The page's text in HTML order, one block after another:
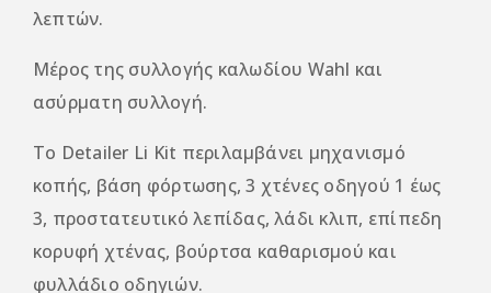
λεπτών.
Μέρος της συλλογής καλωδίου Wahl και
ασύρματη συλλογή.
Το Detailer Li Kit περιλαμβάνει μηχανισμό
κοπής, βάση φόρτωσης, 3 χτένες οδηγού 1 έως
3, προστατευτικό λεπίδας, λάδι κλιπ, επίπεδη
κορυφή χτένας, βούρτσα καθαρισμού και
φυλλάδιο οδηγιών.